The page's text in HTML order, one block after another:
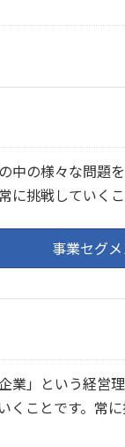
の様々な問題
挑戦していく
事業セグ
業」という経営
ことです。常